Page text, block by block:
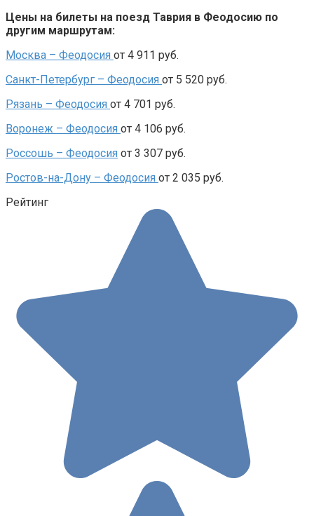
Цены на билеты на поезд Таврия в Феодосию по
другим маршрутам:
Москва – Феодосия от 4 911 руб.
Санкт-Петербург – Феодосия от 5 520 руб.
Рязань – Феодосия от 4 701 руб.
Воронеж – Феодосия от 4 106 руб.
Россошь – Феодосия от 3 307 руб.
Ростов-на-Дону – Феодосия от 2 035 руб.
Рейтинг